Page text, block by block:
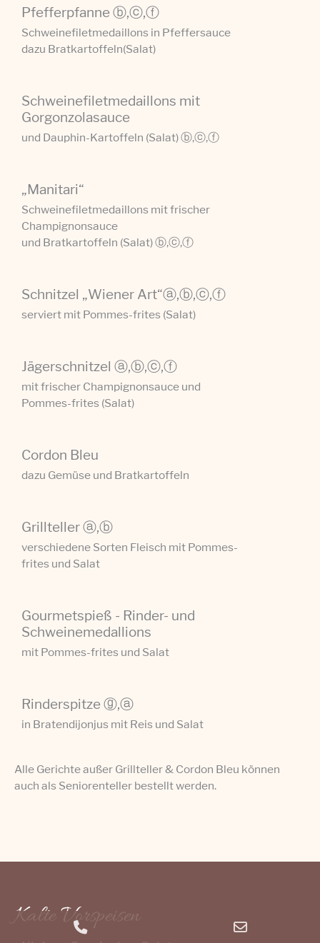
Pfefferpfanne ⓑ,ⓒ,ⓕ
Schweinefiletmedaillons in Pfeffersauce
dazu Bratkartoffeln(Salat)
Schweinefiletmedaillons mit
Gorgonzolasauce
und Dauphin-Kartoffeln (Salat) ⓑ,ⓒ,ⓕ
„Manitari“
Schweinefiletmedaillons mit frischer
Champignonsauce
und Bratkartoffeln (Salat) ⓑ,ⓒ,ⓕ
Schnitzel „Wiener Art“ⓐ,ⓑ,ⓒ,ⓕ
serviert mit Pommes-frites (Salat)
Jägerschnitzel ⓐ,ⓑ,ⓒ,ⓕ
mit frischer Champignonsauce und
Pommes-frites (Salat)
Cordon Bleu
dazu Gemüse und Bratkartoffeln
Grillteller ⓐ,ⓑ
verschiedene Sorten Fleisch mit Pommes-
frites und Salat
Gourmetspieß - Rinder- und
Schweinemedallions
mit Pommes-frites und Salat
Rinderspitze ⓖ,ⓐ
in Bratendijonjus mit Reis und Salat
Alle Gerichte außer Grillteller & Cordon Bleu können
auch als Seniorenteller bestellt werden.
Kalte Vorspeisen
Phone